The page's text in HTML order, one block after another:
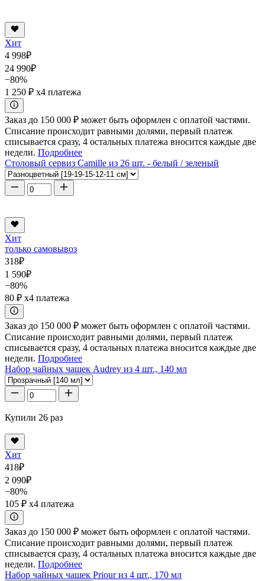
Хит
4 998₽
24 990₽
−80%
1 250 ₽ x4 платежа
Заказ до 150 000 ₽ может быть оформлен с оплатой частями.
Списание происходит равными долями, первый платеж
списывается сразу, 4 остальных платежа вносится каждые две
недели. Подробнее
Столовый сервиз Camille из 26 шт. - белый / зеленый
Хит
только самовывоз
318₽
1 590₽
−80%
80 ₽ x4 платежа
Заказ до 150 000 ₽ может быть оформлен с оплатой частями.
Списание происходит равными долями, первый платеж
списывается сразу, 4 остальных платежа вносится каждые две
недели. Подробнее
Набор чайных чашек Audrey из 4 шт., 140 мл
Купили 26 раз
Хит
418₽
2 090₽
−80%
105 ₽ x4 платежа
Заказ до 150 000 ₽ может быть оформлен с оплатой частями.
Списание происходит равными долями, первый платеж
списывается сразу, 4 остальных платежа вносится каждые две
недели. Подробнее
Набор чайных чашек Priour из 4 шт., 170 мл